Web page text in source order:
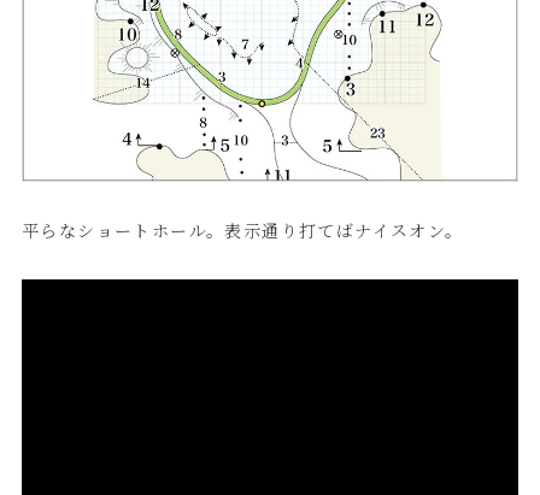
平らなショートホール。表示通り打てばナイスオン。